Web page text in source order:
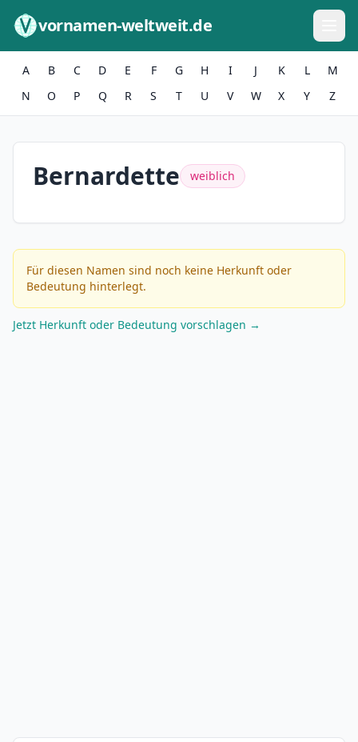
vornamen-weltweit.de
A B C D E F G H I J K L
M
N
O P Q R S T U V W X Y Z
Bernardette weiblich
Für diesen Namen sind noch keine Herkunft oder
Bedeutung hinterlegt.
Jetzt Herkunft oder Bedeutung vorschlagen →